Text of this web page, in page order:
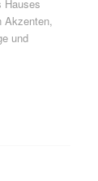
Hauses
Akzenten,
und